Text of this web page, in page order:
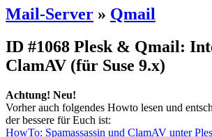
Mail-Server » Qmail
ID #1068 Plesk & Qmail:
ClamAV (für Suse 9.x)
Achtung! Neu!
Vorher auch folgendes Howto lesen und
der bessere für Euch ist:
HowTo: Spamassassin und ClamAV unter